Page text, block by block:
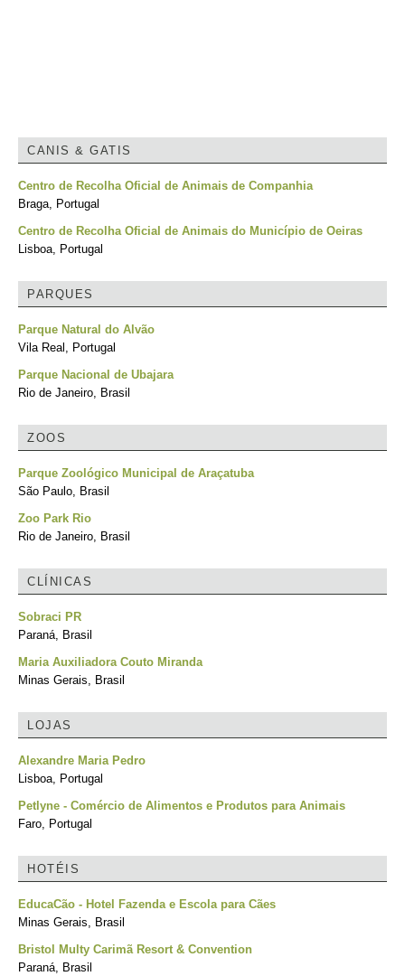
CANIS & GATIS
Centro de Recolha Oficial de Animais de Companhia
Braga, Portugal
Centro de Recolha Oficial de Animais do Município de Oeiras
Lisboa, Portugal
PARQUES
Parque Natural do Alvão
Vila Real, Portugal
Parque Nacional de Ubajara
Rio de Janeiro, Brasil
ZOOS
Parque Zoológico Municipal de Araçatuba
São Paulo, Brasil
Zoo Park Rio
Rio de Janeiro, Brasil
CLÍNICAS
Sobraci PR
Paraná, Brasil
Maria Auxiliadora Couto Miranda
Minas Gerais, Brasil
LOJAS
Alexandre Maria Pedro
Lisboa, Portugal
Petlyne - Comércio de Alimentos e Produtos para Animais
Faro, Portugal
HOTÉIS
EducaCão - Hotel Fazenda e Escola para Cães
Minas Gerais, Brasil
Bristol Multy Carimã Resort & Convention
Paraná, Brasil